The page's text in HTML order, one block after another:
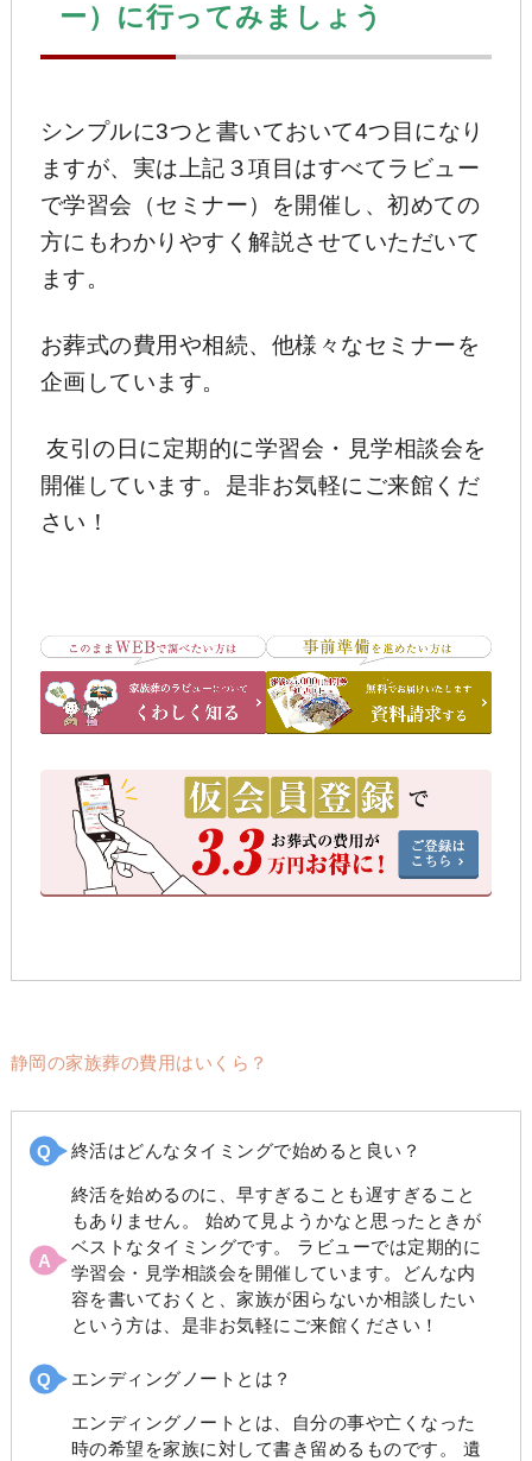
ー）に行ってみましょう
シンプルに3つと書いておいて4つ目になり
ますが、実は上記３項目はすべてラビュー
で学習会（セミナー）を開催し、初めての
方にもわかりやすく解説させていただいて
ます。
お葬式の費用や相続、他様々なセミナーを
企画しています。
友引の日に定期的に学習会・見学相談会を
開催しています。是非お気軽にご来館くだ
さい！
静岡の家族葬の費用はいくら？
終活はどんなタイミングで始めると良い？
終活を始めるのに、早すぎることも遅すぎること
もありません。 始めて見ようかなと思ったときが
ベストなタイミングです。 ラビューでは定期的に
学習会・見学相談会を開催しています。どんな内
容を書いておくと、家族が困らないか相談したい
という方は、是非お気軽にご来館ください！
エンディングノートとは？
エンディングノートとは、自分の事や亡くなった
時の希望を家族に対して書き留めるものです。 遺